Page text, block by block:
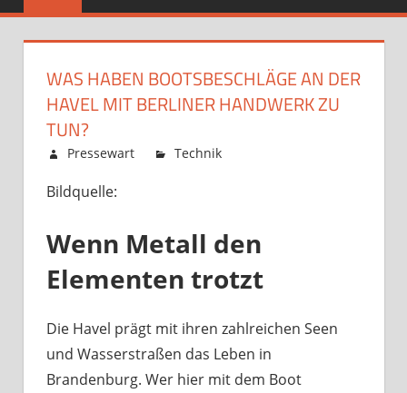
WAS HABEN BOOTSBESCHLÄGE AN DER
HAVEL MIT BERLINER HANDWERK ZU
TUN?
Februar 12, 2026
Pressewart Technik
mit
Bildquelle:
Wenn Metall den
Elementen trotzt
Die Havel prägt mit ihren zahlreichen Seen
und Wasserstraßen das Leben in
Brandenburg. Wer hier mit dem Boot